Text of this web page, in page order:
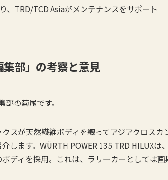
、TRD/TCD Asiaがメンテナンスをサポート
部」の考察と意見
の菊尾です。
スが天然繊維ボディを纏ってアジアクロス
します。WÜRTH POWER 135 TRD HILUXは
ディを採用。これは、ラリーカーとしては